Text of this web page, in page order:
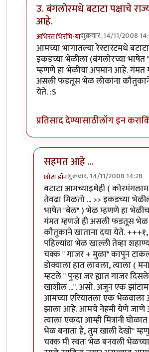
उ. बंगलोरमधे बटाटा पक्षाचे
आहे.
अभिरत भिरभि-याशुक्रवार, 14/11/2008
In reply toअभिरत,byयशोधरा
आमच्या भागातल्या रेस्टारंटमधे
इकडच्या भेळीला (बंगलोरच्या
म्हणणे हा भेळीचा अपमान आहे. गंमत
असली फडतूस भेळ लोकांना कौतुकाने
येते. :S
प्रतिसाद देण्यासाठीलॉग इन करा
सहमत आहे ...
छोटा डॉनशुक्रवार, 14/11/2008 14:28
In reply toउ. बंगलोरमधे बटाटा
बटाटा आमच्याइथेही (
तेवढा मिळतो ... >> इकडच्या
भाषेत "बेल" ) भेळ म्हणणे हा
गंमत म्हणजे ही असली फडतूस भेळ
कौतुकाने खाताना दया येते.
पहिल्यांदा भेळ खाल्ली तेव्हा
चक्क " गाजर + मुळा" कापुन
डोक्याला हात लावला, त्याला (
म्हटले " पुन्हा जर ह्यात गाजर
खाशील ...". असो. अजुन एक
आमच्या एरियातला एक
झाला आहे. आमचे नेहमी येणे जाणे
त्याला एकदा आम्ही मित्रांनी
भेळ बनाता है, तुम खाली देखो"
चक्क मी स्वतः भेळ बनवली